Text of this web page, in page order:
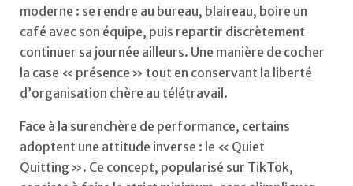
moderne : se rendre au bureau, blaireau, boire un
café avec son équipe, puis repartir discrètement
continuer sa journée ailleurs. Une manière de cocher
la case « présence » tout en conservant la liberté
d’organisation chère au télétravail.
Face à la surenchère de performance, certains
adoptent une attitude inverse : le « Quiet
Quitting ». Ce concept, popularisé sur TikTok,